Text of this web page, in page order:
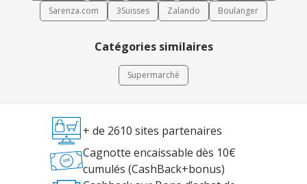
Sarenza.com
3Suisses Zalando Boulanger
Catégories similaires
Supermarché
+ de 2610 sites partenaires
Cagnotte encaissable dès 10€
cumulés (CashBack+bonus)